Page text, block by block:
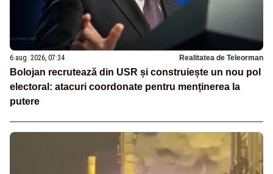
6 aug. 2026, 07:34 Realitatea de Teleorman
Bolojan recrutează din USR și construiește un nou pol
electoral: atacuri coordonate pentru menținerea la
putere